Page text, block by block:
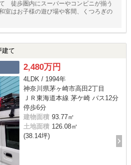
徒歩圏内にスーパーやコンビニが揃う
はお子様の遊び場や客間、くつろぎの
建て
2,480万円
4LDK / 1994年
神奈川県茅ヶ崎市高田2丁目
ＪＲ東海道本線 茅ケ崎 バス12分
停歩6分
建物面積 93.77㎡
土地面積 126.08㎡
(38.14坪)